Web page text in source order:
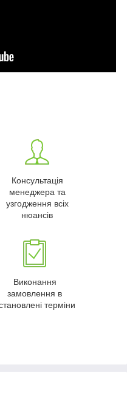
Консультація
менеджера та
узгодження всіх
нюансів
Виконання
замовлення в
терміни